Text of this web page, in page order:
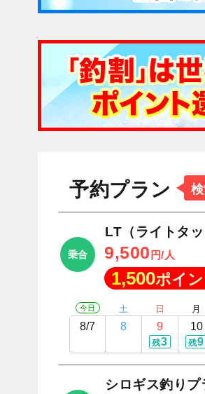
予約プラン
乗合
LT（ライトタ
9,500 円/人
1,500ポイ
今日
8/7
土
8
日
9
残3
月
10
残9
シロギス釣りプ